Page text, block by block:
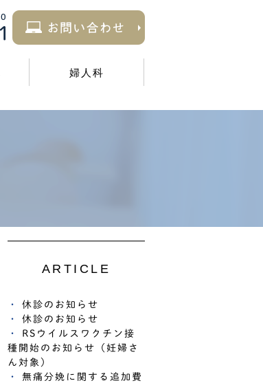
婦人科
ARTICLE
休診のお知らせ
休診のお知らせ
RSウイルスワクチン接
種開始のお知らせ（妊婦さ
ん対象）
無痛分娩に関する追加費